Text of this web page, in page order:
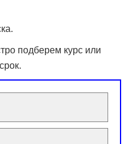
подберем курс или